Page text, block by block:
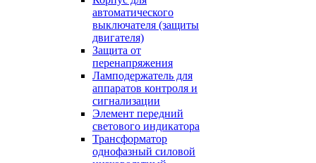
автоматического
выключателя (защиты
двигателя)
Защита от
перенапряжения
Ламподержатель для
аппаратов контроля и
сигнализации
Элемент передний
светового индикатора
Трансформатор
однофазный силовой